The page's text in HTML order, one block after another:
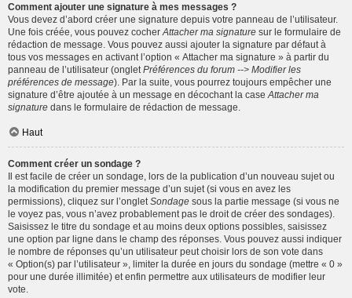
Comment ajouter une signature à mes messages ?
Vous devez d’abord créer une signature depuis votre panneau de l’utilisateur.
Une fois créée, vous pouvez cocher Attacher ma signature sur le formulaire de
rédaction de message. Vous pouvez aussi ajouter la signature par défaut à
tous vos messages en activant l’option « Attacher ma signature » à partir du
panneau de l’utilisateur (onglet Préférences du forum --> Modifier les
préférences de message). Par la suite, vous pourrez toujours empêcher une
signature d’être ajoutée à un message en décochant la case Attacher ma
signature dans le formulaire de rédaction de message.
Haut
Comment créer un sondage ?
Il est facile de créer un sondage, lors de la publication d’un nouveau sujet ou
la modification du premier message d’un sujet (si vous en avez les
permissions), cliquez sur l’onglet Sondage sous la partie message (si vous ne
le voyez pas, vous n’avez probablement pas le droit de créer des sondages).
Saisissez le titre du sondage et au moins deux options possibles, saisissez
une option par ligne dans le champ des réponses. Vous pouvez aussi indiquer
le nombre de réponses qu’un utilisateur peut choisir lors de son vote dans
« Option(s) par l’utilisateur », limiter la durée en jours du sondage (mettre « 0 »
pour une durée illimitée) et enfin permettre aux utilisateurs de modifier leur
vote.